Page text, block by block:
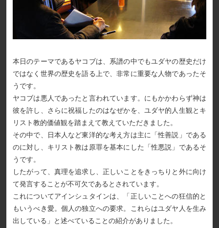
本日のテーマであるヤコブは、系譜の中でもユダヤの歴史だけ
ではなく世界の歴史を語る上で、非常に重要な人物であったそ
うです。
ヤコブは悪人であったと言われています。にもかかわらず神は
彼を許し、さらに祝福したのはなぜかを、ユダヤ的人生観とキ
リスト教的価値観を踏まえて教えていただきました。
その中で、日本人など東洋的な考え方は主に「性善説」である
のに対し、キリスト教は原罪を基本にした「性悪説」であるそ
うです。
したがって、真理を追求し、正しいことをきっちりと外に向け
て発言することが不可欠であるとされています。
これについてアインシュタインは、「正しいことへの狂信的と
もいうべき愛。個人の独立への要求。これらはユダヤ人を生み
出している」と述べていることの紹介がありました。